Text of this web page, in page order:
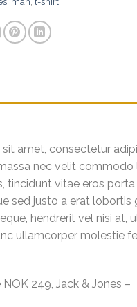
amet, consectetur
nec velit commodo
tincidunt vitae eros
sed justo a erat lobortis
hendrerit vel nisi at,
ullamcorper molestie
249, Jack & Jones –